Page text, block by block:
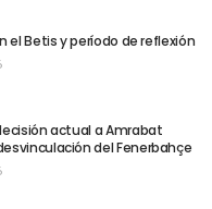
el Betis y período de reflexión
actual a Amrabat
del Fenerbahçe